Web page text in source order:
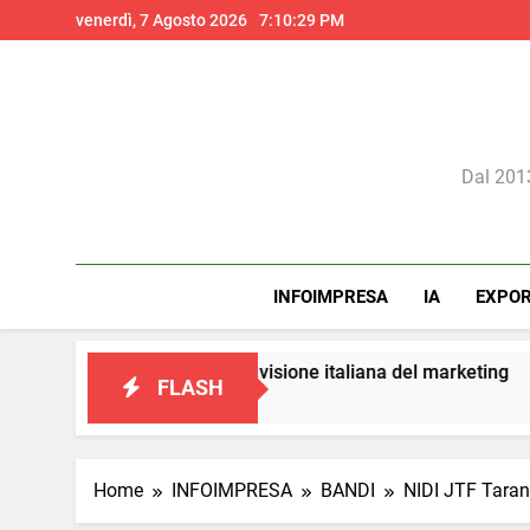
to
venerdì, 7 Agosto 2026 7:10:30 PM
Il
Dal
INFOIMPRESA IA
FLASH
visione italiana del marketing Perché
Home INFOIMPRESA BANDI NIDI JTF